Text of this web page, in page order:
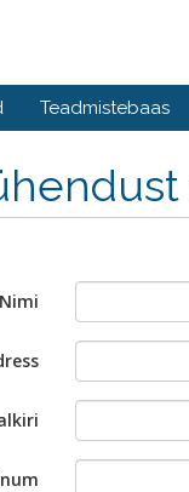
Teadmistebaas
Nimi